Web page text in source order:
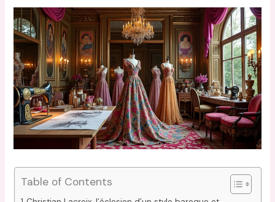
Table of Contents